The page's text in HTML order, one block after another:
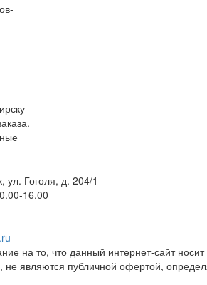
, ул. Гоголя, д. 204/1
16.00
на то, что данный интернет-сайт
не являются публичной офертой,